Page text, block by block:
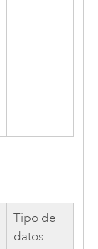
Tipo de
datos